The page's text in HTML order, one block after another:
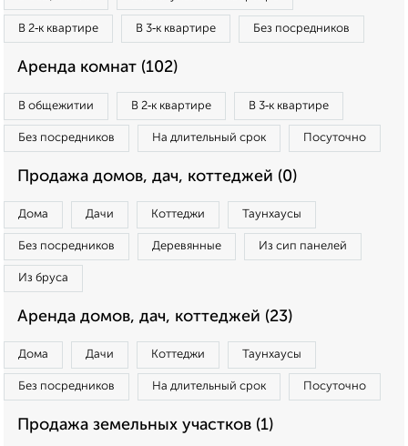
В 2‑к квартире В 3‑к квартире Без посредников
Аренда комнат (102)
В общежитии В 2‑к квартире В 3‑к квартире
Без посредников На длительный срок Посуточно
Продажа домов, дач, коттеджей (0)
Дома Дачи Коттеджи Таунхаусы
Без посредников Деревянные Из сип панелей
Из бруса
Аренда домов, дач, коттеджей (23)
Дома Дачи Коттеджи Таунхаусы
Без посредников На длительный срок Посуточно
Продажа земельных участков (1)